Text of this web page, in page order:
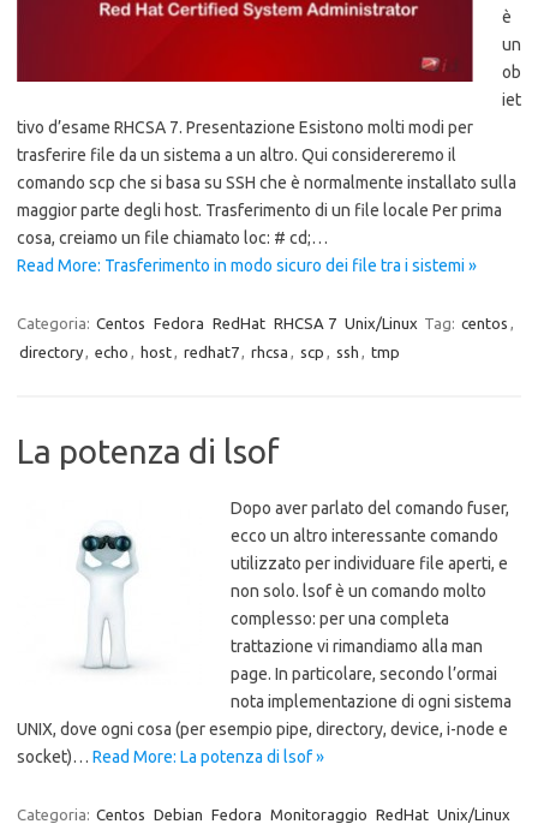
è
un
ob
iet
tivo d’esame RHCSA 7. Presentazione Esistono molti modi per
trasferire file da un sistema a un altro. Qui considereremo il
comando scp che si basa su SSH che è normalmente installato sulla
maggior parte degli host. Trasferimento di un file locale Per prima
cosa, creiamo un file chiamato loc: # cd;…
Read More: Trasferimento in modo sicuro dei file tra i sistemi »
Categoria: Centos Fedora RedHat RHCSA 7 Unix/Linux Tag: centos ,
directory, echo , host, redhat7, rhcsa , scp , ssh , tmp
La potenza di lsof
Dopo aver parlato del comando fuser,
ecco un altro interessante comando
utilizzato per individuare file aperti, e
non solo. lsof è un comando molto
complesso: per una completa
trattazione vi rimandiamo alla man
page. In particolare, secondo l’ormai
nota implementazione di ogni sistema
UNIX, dove ogni cosa (per esempio pipe, directory, device, i-node e
socket)… Read More: La potenza di lsof »
Categoria: Centos Debian Fedora Monitoraggio RedHat Unix/Linux